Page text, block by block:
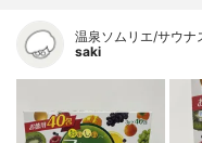
温泉ソムリエ/サウナ
saki